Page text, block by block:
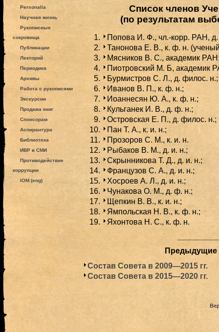
Personalia
Научная жизнь
Рукописные
сокровища
Публикации
Лекторий
Периодика
Архивы
Работа с рукописями
Экскурсии
Продажа книг
Спонсорам
Аспирантура
Библиотека
ИВР в СМИ
Противодействие
коррупции
IOM (eng)
Список членов
(по результатам
Попова И. Ф., чл.-корр. РАН, д.
Танонова Е. В., к. ф. н.
Мясников В. С., академик
Пиотровский М. Б, академик
Бурмистров С. Л., д. филос. н.;
Иванов В. П., к. ф. н.;
Иоаннесян Ю. А., к. ф. н.;
Кульганек И. В., д. ф. н.;
Островская Е. П., д. филос. н.;
Пан Т. А., к. и. н.;
Прозоров С. М., к. и. н.
Рыбаков В. М., д. и. н.;
Скрынникова Т. Д., д. и. н.;
Французов С. А., д. и. н.;
Хосроев А. Л., д. и. н.;
Чунакова О. М., д. ф. н.;
Щепкин В. В., к. и. н.;
Ямпольская Н. В., к. ф. н.;
Яхонтова Н. С., к. ф. н.
Предыдущие
Состав Совета в 2009—2015 гг.
Состав Совета в 2015—2020 гг.